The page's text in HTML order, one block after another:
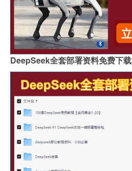
DeepSeek全套部署资料免费下载